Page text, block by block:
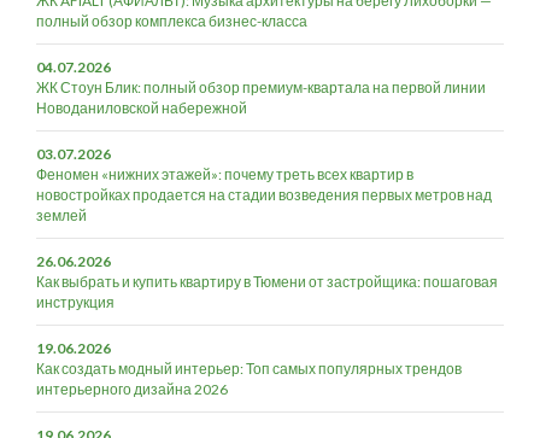
полный обзор комплекса бизнес-класса
04.07.2026
ЖК Стоун Блик: полный обзор премиум-квартала на первой линии
Новоданиловской набережной
03.07.2026
Феномен «нижних этажей»: почему треть всех квартир в
новостройках продается на стадии возведения первых метров над
землей
26.06.2026
Как выбрать и купить квартиру в Тюмени от застройщика: пошаговая
инструкция
19.06.2026
Как создать модный интерьер: Топ самых популярных трендов
интерьерного дизайна 2026